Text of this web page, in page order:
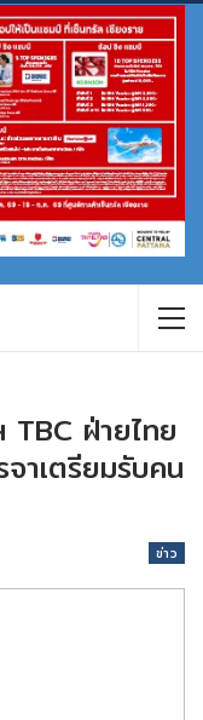
TBC ฝ่ายไทย
าเตรียมรับคน
ข่าว